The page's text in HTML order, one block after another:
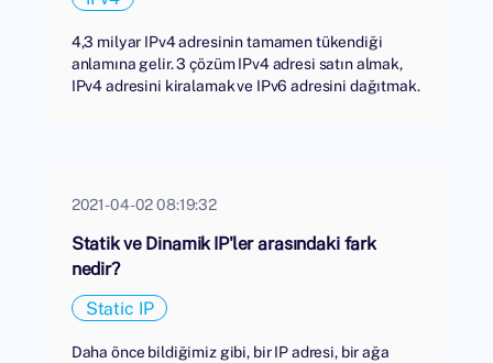
4,3 milyar IPv4 adresinin tamamen tükendiği
anlamına gelir. 3 çözüm IPv4 adresi satın almak,
IPv4 adresini kiralamak ve IPv6 adresini dağıtmak.
2021-04-02 08:19:32
Statik ve Dinamik IP'ler arasındaki fark
nedir?
Static IP
Daha önce bildiğimiz gibi, bir IP adresi, bir ağa